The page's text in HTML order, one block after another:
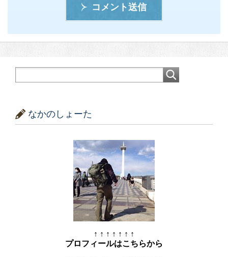
コメント送信
なかのしょーた
↑ ↑ ↑ ↑ ↑ ↑ ↑
プロフィールはこちらから